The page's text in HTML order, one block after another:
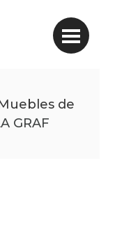
de
GRAF